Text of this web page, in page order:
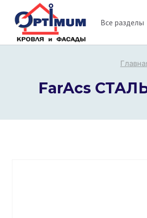
содержимому
Все разделы
FarAcs